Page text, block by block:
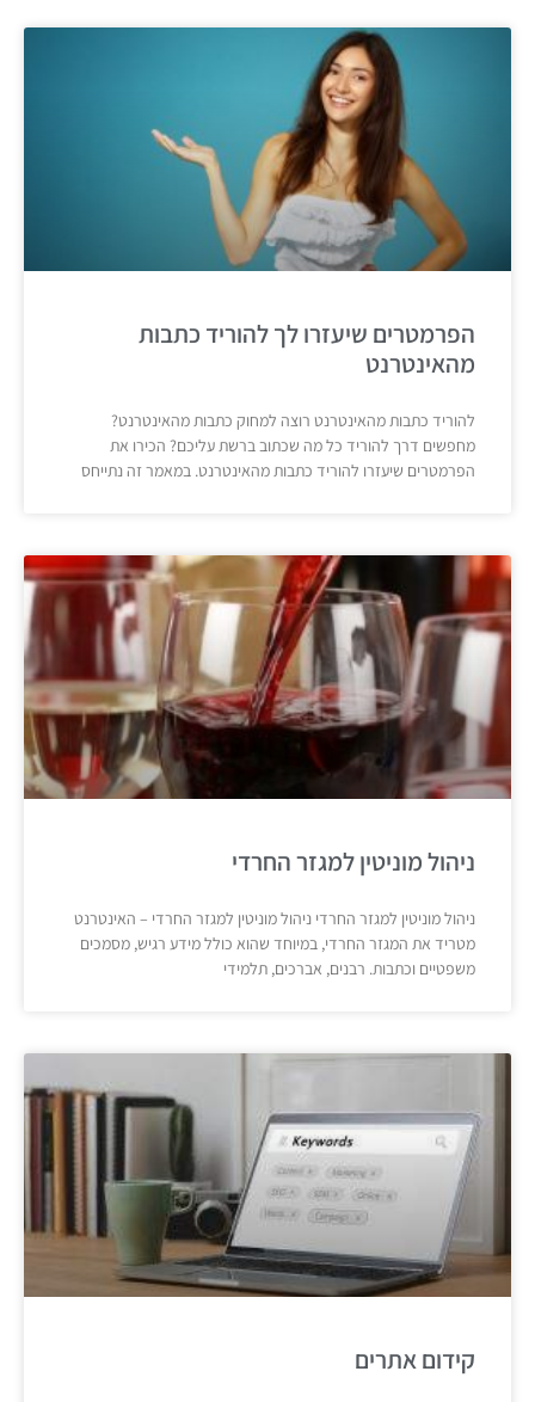
הפרמטרים שיעזרו לך להוריד כתבות
מהאינטרנט
להוריד כתבות מהאינטרנט רוצה למחוק כתבות מהאינטרנט?
מחפשים דרך להוריד כל מה שכתוב ברשת עליכם? הכירו את
הפרמטרים שיעזרו להוריד כתבות מהאינטרנט. במאמר זה נתייחס
ניהול מוניטין למגזר החרדי
ניהול מוניטין למגזר החרדי ניהול מוניטין למגזר החרדי – האינטרנט
מטריד את המגזר החרדי, במיוחד שהוא כולל מידע רגיש, מסמכים
משפטיים וכתבות. רבנים, אברכים, תלמידי
קידום אתרים